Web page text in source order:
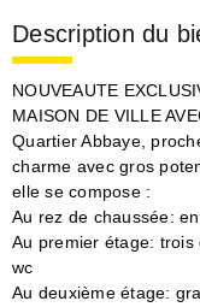
Description du
NOUVEAUTE
MAISON DE VILLE
Quartier Abbaye,
charme avec gros
elle se compose :
Au rez de chaussée:
Au premier étage: trois
wc
Au deuxième étage: